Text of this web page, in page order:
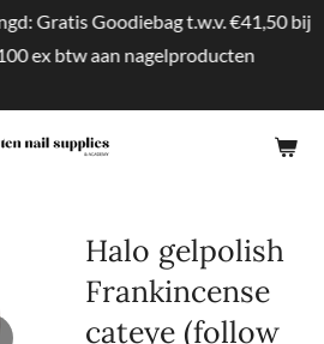
Gratis Goodiebag t.w.v. €41,50 bij
ex btw aan nagelproducten
Halo gelpolish
Frankincense
cateye (follow